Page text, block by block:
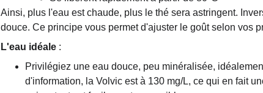
Ainsi, plus l'eau est chaude, plus le thé sera astringent.
douce. Ce principe vous permet d'ajuster le goût selon vos
L'eau idéale :
Privilégiez une eau douce, peu minéralisée,
d'information, la Volvic est à 130 mg/L, ce qui en fait